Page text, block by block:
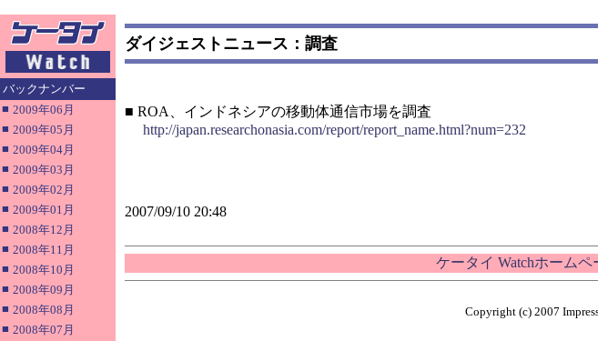
バックナンバー
■ 2009年06月
■ 2009年05月
■ 2009年04月
■ 2009年03月
■ 2009年02月
■ 2009年01月
■ 2008年12月
■ 2008年11月
■ 2008年10月
■ 2008年09月
■ 2008年08月
■ 2008年07月
ダイジェストニュース：調査
■ ROA、インドネシアの移動体通信市場を調査
http://japan.researchonasia.com/report/report_name.html?num=232
2007/09/10 20:48
ケータイ Watchホームペ
Copyright (c) 2007